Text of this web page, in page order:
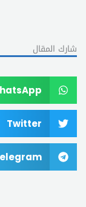
شارك المقال
Twitter